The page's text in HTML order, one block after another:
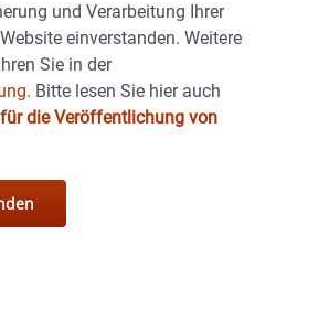
und Verarbeitung Ihrer
einverstanden. Weitere
Sie in der
Bitte lesen Sie hier auch
die Veröffentlichung von